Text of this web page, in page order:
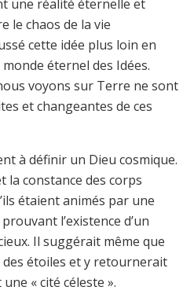
une réalité éternelle et
le chaos de la vie
cette idée plus loin en
éternel des Idées.
voyons sur Terre ne sont
et changeantes de ces
à définir un Dieu cosmique.
la constance des corps
étaient animés par une
l’existence d’un
Il suggérait même que
des étoiles et y retournerait
« cité céleste ».